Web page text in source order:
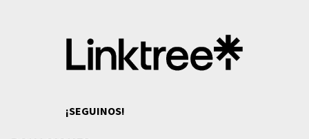
¡SEGUINOS!